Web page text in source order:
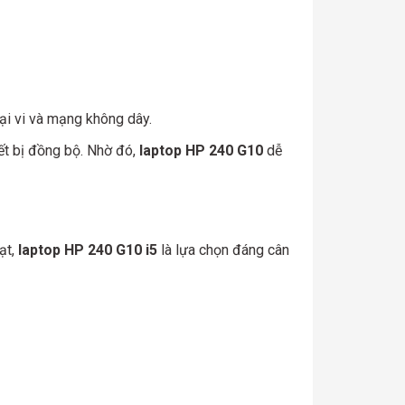
vi và mạng không dây.
bị đồng bộ. Nhờ đó, laptop HP 240 G10 dễ
laptop HP 240 G10 i5 là lựa chọn đáng cân